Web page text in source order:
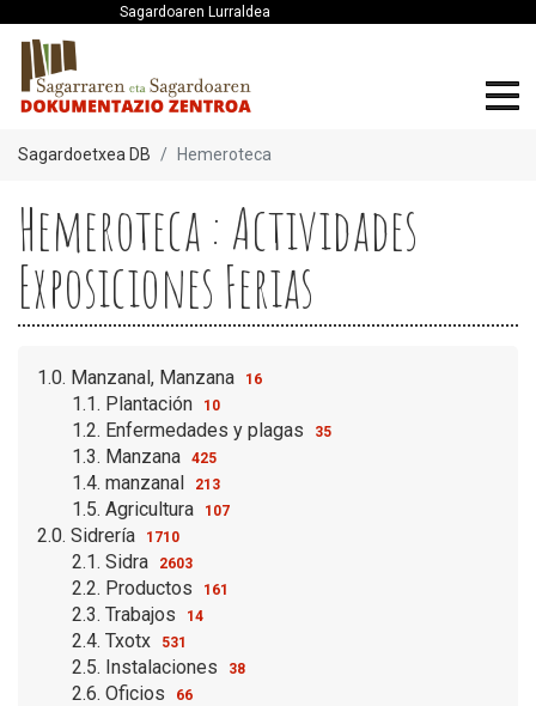
Sagardoaren Lurraldea
Sagardoetxea DB Hemeroteca
Hemeroteca : Actividades
Exposiciones Ferias
1.0. Manzanal, Manzana 16
1.1. Plantación 10
1.2. Enfermedades y plagas 35
1.3. Manzana 425
1.4. manzanal 213
1.5. Agricultura 107
2.0. Sidrería 1710
2.1. Sidra 2603
2.2. Productos 161
2.3. Trabajos 14
2.4. Txotx 531
2.5. Instalaciones 38
2.6. Oficios 66